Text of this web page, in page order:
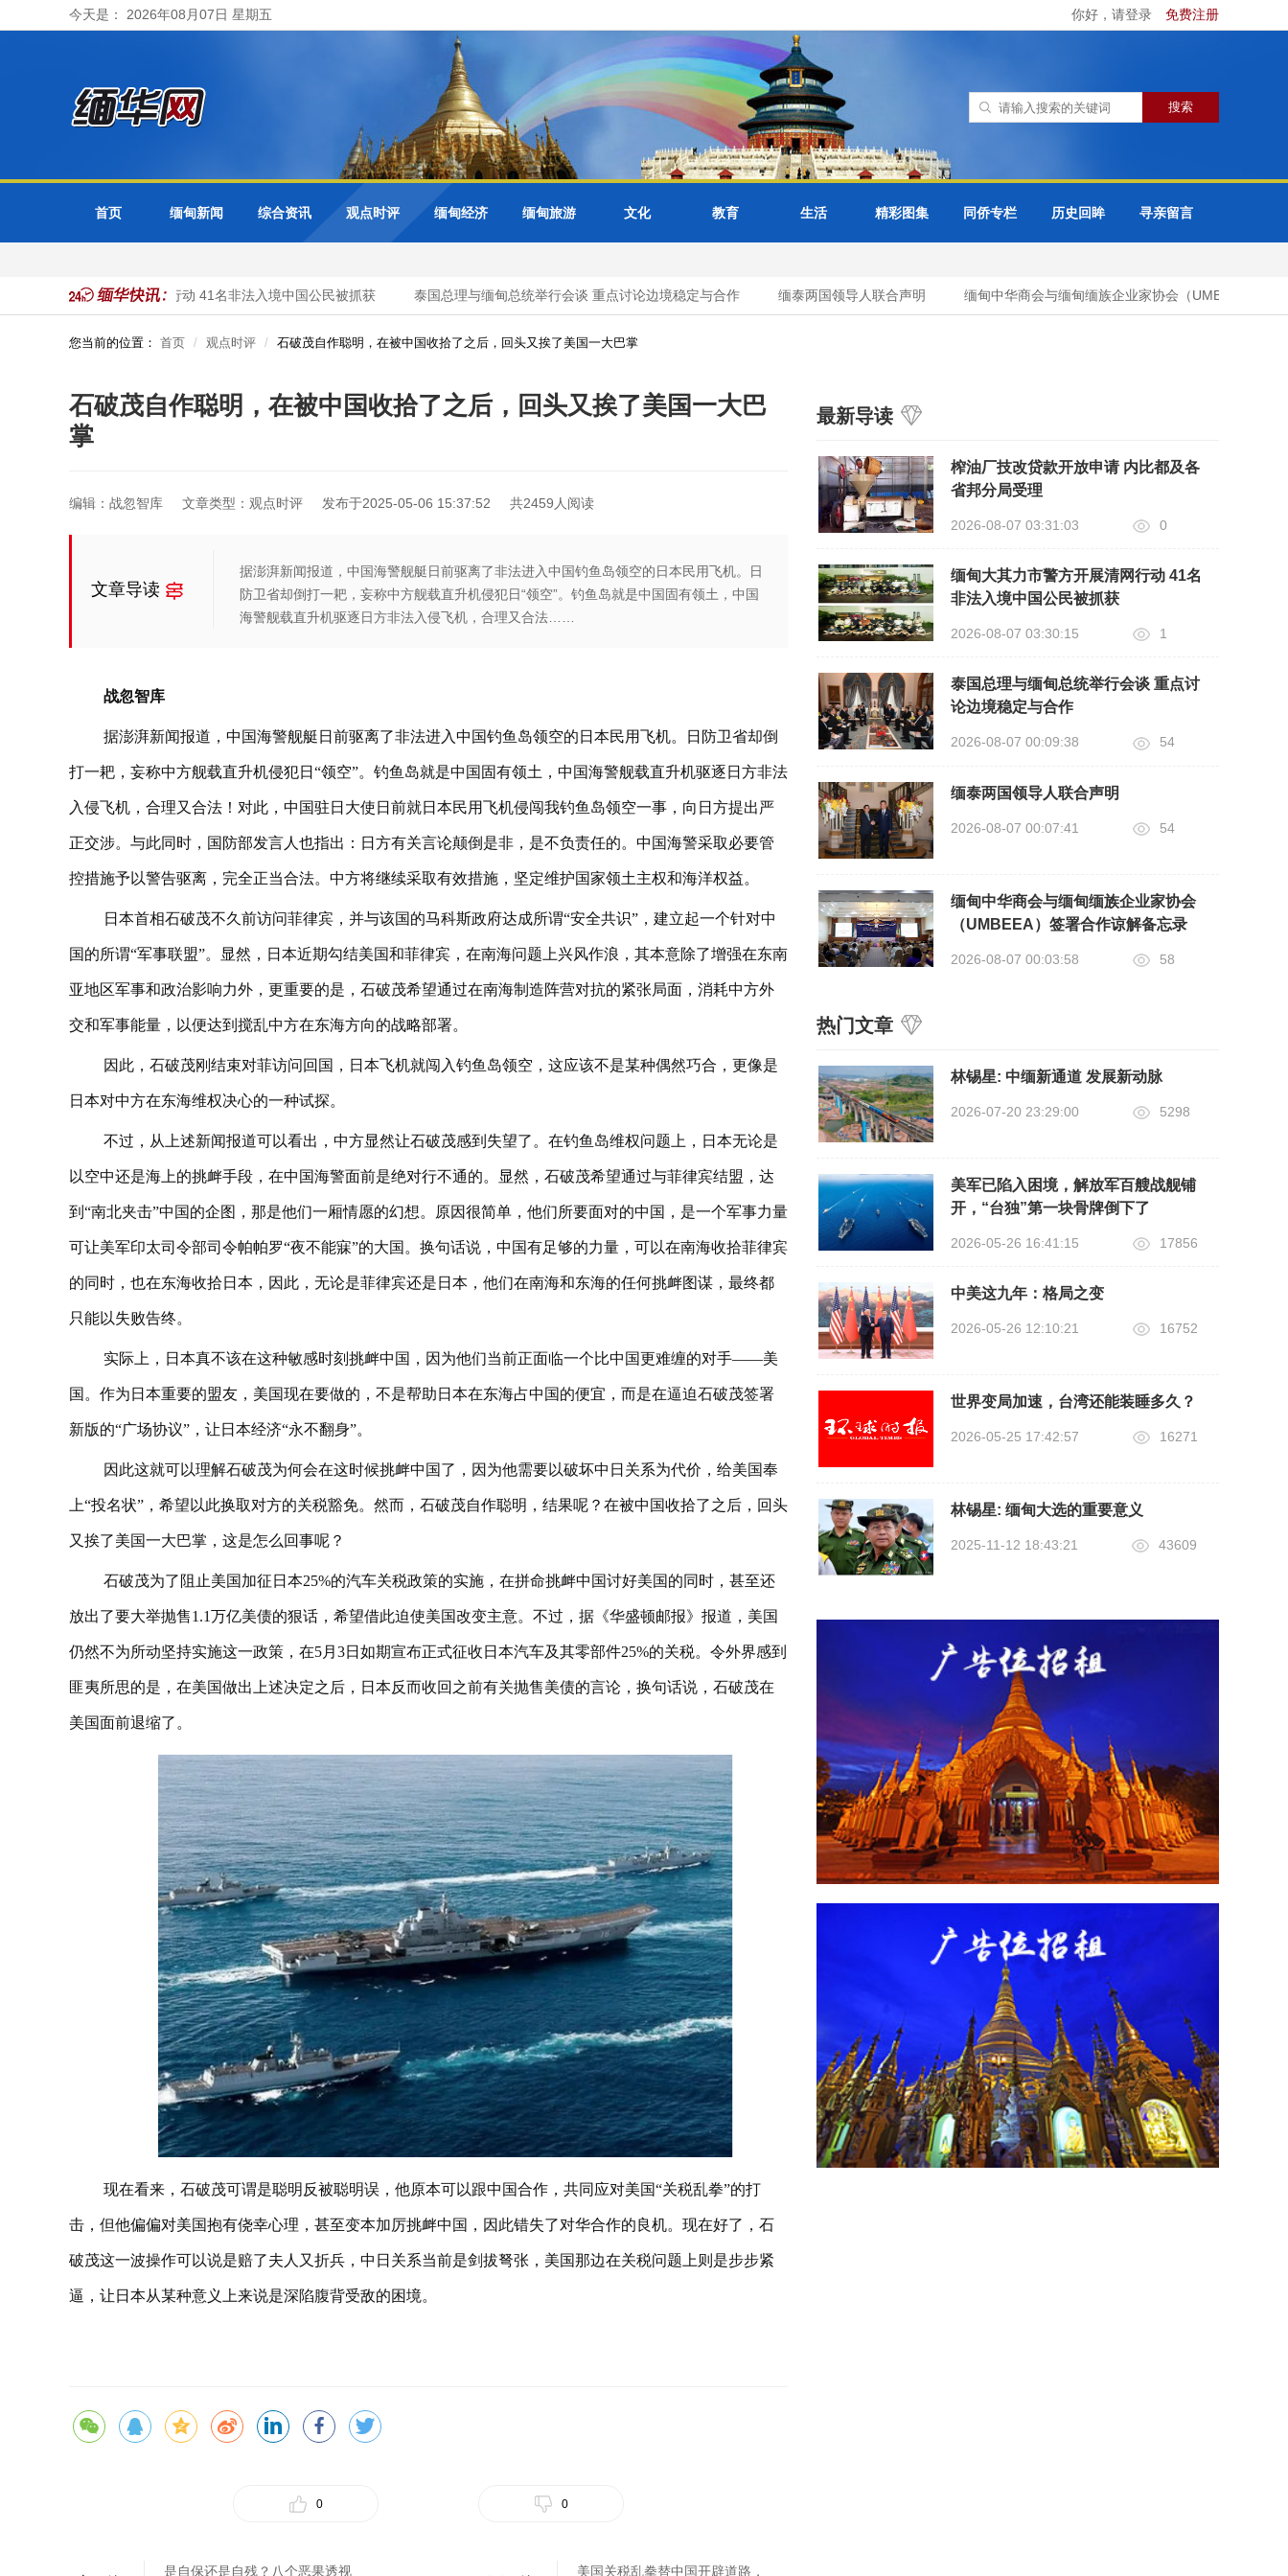
今天是： 2026年08月07日 星期五 你好，请登录 免费注册
首页 缅甸新闻 综合资讯 观点时评 缅甸经济 缅甸旅游 文化 教育 生活 精彩图集 同侨专栏 历史回眸 寻亲留言
大其力市警方开展清网行动 41名非法入境中国公民被抓获 泰国总理与缅甸总统举行会谈 重点讨论边境稳定与合作 缅泰两国领导人联合声明 缅甸中华商会与缅甸缅族企业家协会（UMBEEA）签署
您当前的位置： 首页 观点时评 石破茂自作聪明，在被中国收拾了之后，回头又挨了美国一大巴掌
石破茂自作聪明，在被中国收拾了之后，回头又挨了美国一大巴
掌
编辑：战忽智库 文章类型：观点时评 发布于2025-05-06 15:37:52 共2459人阅读
文章导读
据澎湃新闻报道，中国海警舰艇日前驱离了非法进入中国钓鱼岛领空的日本民用飞机。日
防卫省却倒打一耙，妄称中方舰载直升机侵犯日“领空”。钓鱼岛就是中国固有领土，中国
海警舰载直升机驱逐日方非法入侵飞机，合理又合法……
战忽智库
据澎湃新闻报道，中国海警舰艇日前驱离了非法进入中国钓鱼岛领空的日本民用飞机。日防卫省却倒
打一耙，妄称中方舰载直升机侵犯日“领空”。钓鱼岛就是中国固有领土，中国海警舰载直升机驱逐日方非法
入侵飞机，合理又合法！对此，中国驻日大使日前就日本民用飞机侵闯我钓鱼岛领空一事，向日方提出严
正交涉。与此同时，国防部发言人也指出：日方有关言论颠倒是非，是不负责任的。中国海警采取必要管
控措施予以警告驱离，完全正当合法。中方将继续采取有效措施，坚定维护国家领土主权和海洋权益。
日本首相石破茂不久前访问菲律宾，并与该国的马科斯政府达成所谓“安全共识”，建立起一个针对中
国的所谓“军事联盟”。显然，日本近期勾结美国和菲律宾，在南海问题上兴风作浪，其本意除了增强在东南
亚地区军事和政治影响力外，更重要的是，石破茂希望通过在南海制造阵营对抗的紧张局面，消耗中方外
交和军事能量，以便达到搅乱中方在东海方向的战略部署。
因此，石破茂刚结束对菲访问回国，日本飞机就闯入钓鱼岛领空，这应该不是某种偶然巧合，更像是
日本对中方在东海维权决心的一种试探。
不过，从上述新闻报道可以看出，中方显然让石破茂感到失望了。在钓鱼岛维权问题上，日本无论是
以空中还是海上的挑衅手段，在中国海警面前是绝对行不通的。显然，石破茂希望通过与菲律宾结盟，达
到“南北夹击”中国的企图，那是他们一厢情愿的幻想。原因很简单，他们所要面对的中国，是一个军事力量
可让美军印太司令部司令帕帕罗“夜不能寐”的大国。换句话说，中国有足够的力量，可以在南海收拾菲律宾
的同时，也在东海收拾日本，因此，无论是菲律宾还是日本，他们在南海和东海的任何挑衅图谋，最终都
只能以失败告终。
实际上，日本真不该在这种敏感时刻挑衅中国，因为他们当前正面临一个比中国更难缠的对手——美
国。作为日本重要的盟友，美国现在要做的，不是帮助日本在东海占中国的便宜，而是在逼迫石破茂签署
新版的“广场协议”，让日本经济“永不翻身”。
因此这就可以理解石破茂为何会在这时候挑衅中国了，因为他需要以破坏中日关系为代价，给美国奉
上“投名状”，希望以此换取对方的关税豁免。然而，石破茂自作聪明，结果呢？在被中国收拾了之后，回头
又挨了美国一大巴掌，这是怎么回事呢？
石破茂为了阻止美国加征日本25%的汽车关税政策的实施，在拼命挑衅中国讨好美国的同时，甚至还
放出了要大举抛售1.1万亿美债的狠话，希望借此迫使美国改变主意。不过，据《华盛顿邮报》报道，美国
仍然不为所动坚持实施这一政策，在5月3日如期宣布正式征收日本汽车及其零部件25%的关税。令外界感到
匪夷所思的是，在美国做出上述决定之后，日本反而收回之前有关抛售美债的言论，换句话说，石破茂在
美国面前退缩了。
现在看来，石破茂可谓是聪明反被聪明误，他原本可以跟中国合作，共同应对美国“关税乱拳”的打
击，但他偏偏对美国抱有侥幸心理，甚至变本加厉挑衅中国，因此错失了对华合作的良机。现在好了，石
破茂这一波操作可以说是赔了夫人又折兵，中日关系当前是剑拔弩张，美国那边在关税问题上则是步步紧
逼，让日本从某种意义上来说是深陷腹背受敌的困境。
0 0
是自保还是自残？八个恶果透视 美国关税乱拳替中国开辟道路，
最新导读
榨油厂技改贷款开放申请 内比都及各
省邦分局受理
2026-08-07 03:31:03 0
缅甸大其力市警方开展清网行动 41名
非法入境中国公民被抓获
2026-08-07 03:30:15 1
泰国总理与缅甸总统举行会谈 重点讨
论边境稳定与合作
2026-08-07 00:09:38 54
缅泰两国领导人联合声明
2026-08-07 00:07:41 54
缅甸中华商会与缅甸缅族企业家协会
（UMBEEA）签署合作谅解备忘录
2026-08-07 00:03:58 58
热门文章
​林锡星: 中缅新通道 发展新动脉
2026-07-20 23:29:00 5298
美军已陷入困境，解放军百艘战舰铺
开，“台独”第一块骨牌倒下了
2026-05-26 16:41:15 17856
中美这九年：格局之变
2026-05-26 12:10:21 16752
世界变局加速，台湾还能装睡多久？
2026-05-25 17:42:57 16271
林锡星: 缅甸大选的重要意义
2025-11-12 18:43:21 43609